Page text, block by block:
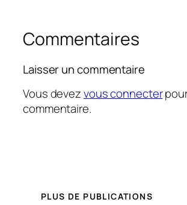
Commentaires
Laisser un commentaire
Vous devezvous connecter
commentaire.
PLUS DE PUBLICATIONS